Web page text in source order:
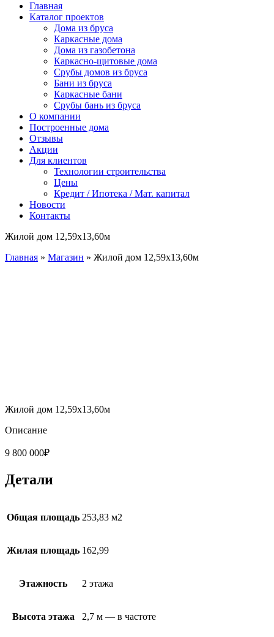
Главная
Каталог проектов
Дома из бруса
Каркасные дома
Дома из газобетона
Каркасно-щитовые дома
Срубы домов из бруса
Бани из бруса
Каркасные бани
Срубы бань из бруса
О компании
Построенные дома
Отзывы
Акции
Для клиентов
Технологии строительства
Цены
Кредит / Ипотека / Мат. капитал
Новости
Контакты
Жилой дом 12,59х13,60м
Главная » Магазин » Жилой дом 12,59х13,60м
Жилой дом 12,59х13,60м
Описание
9 800 000₽
Детали
Общая площадь 253,83 м2
Жилая площадь 162,99
Этажность 2 этажа
Высота этажа 2,7 м — в частоте